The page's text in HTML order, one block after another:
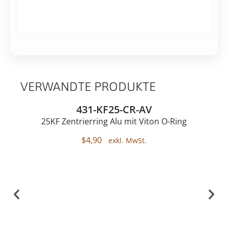
VERWANDTE PRODUKTE
431-KF25-CR-AV
25KF Zentrierring Alu mit Viton O-Ring
$4,90